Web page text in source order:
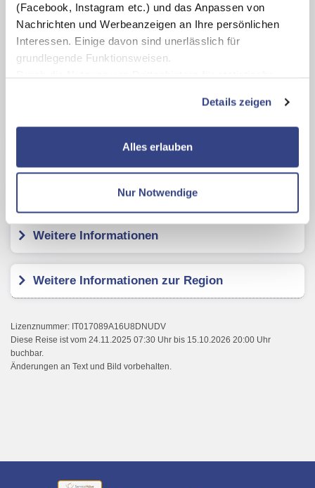
(Facebook, Instagram etc.) und das Anpassen von
Nachrichten und Werbeanzeigen an Ihre persönlichen
Interessen. Einige davon sind unerlässlich für
grundlegende Funktionsweisen.
zusätzliche Dienste bzw. Technologien von Drittanbietern
nutzen und uns sowie Dritten weitere Personalisierungen
ermöglichen, dabei kommt es auch zu Übermittlungen
Datenschutzseite
Mit Klick auf "Alles erlauben" stimmen Sie der
Verwendung der Cookies & Plugins auf unseren
Webseiten zu.
Details zeigen
Alles erlauben
Nur Notwendige
Benutzung des hoteleigenen Hallenbades und des
Fitnessraumes (Öffnungszeiten lt. Aushang vor Ort oder
online)
Kundenbewertungen
Weitere Informationen
Weitere Informationen zur Region
Lizenznummer: IT017089A16U8DNUDV
Diese Reise ist vom 24.11.2025 07:30 Uhr bis 15.10.2026 20:00 Uhr
buchbar.
Änderungen an Text und Bild vorbehalten.